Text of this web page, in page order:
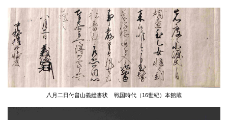
八月二日付畠山義総書状 戦国時代（16世紀） 本館蔵